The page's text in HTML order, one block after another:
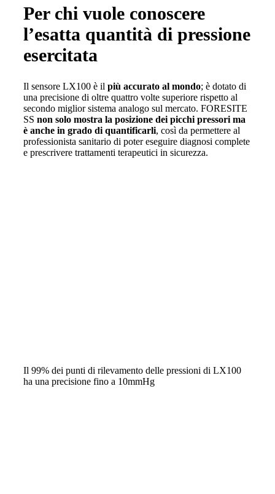
Per chi vuole conoscere
l’esatta quantità di pressione
esercitata
Il sensore LX100 è il più accurato al mondo; è dotato di
una precisione di oltre quattro volte superiore rispetto al
secondo miglior sistema analogo sul mercato. FORESITE
SS non solo mostra la posizione dei picchi pressori ma
è anche in grado di quantificarli, così da permettere al
professionista sanitario di poter eseguire diagnosi complete
e prescrivere trattamenti terapeutici in sicurezza.
Il 99% dei punti di rilevamento delle pressioni di LX100
ha una precisione fino a 10mmHg